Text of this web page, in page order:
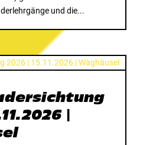
und die...
|